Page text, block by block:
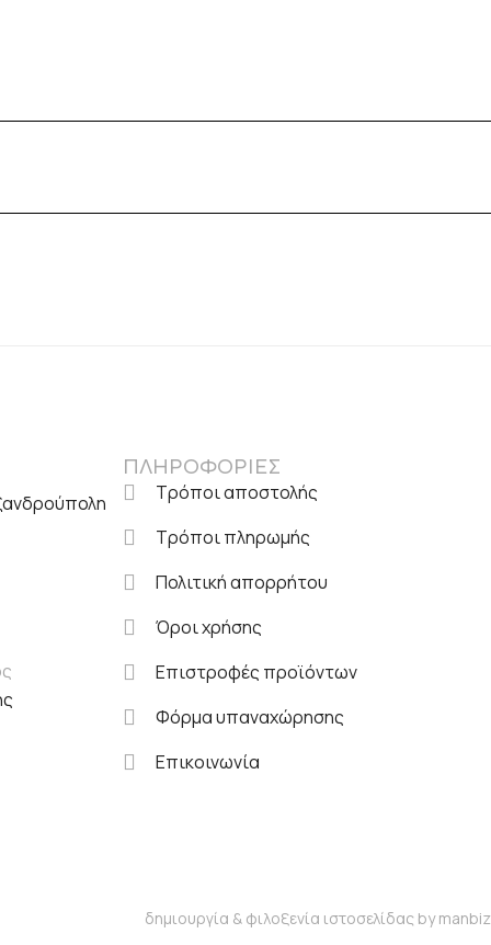
ΠΛΗΡΟΦΟΡΙΕΣ
Τρόποι αποστολής
Τρόποι πληρωμής
Πολιτική απορρήτου
Όροι χρήσης
Επιστροφές προϊόντων
Φόρμα υπαναχώρησης
Επικοινωνία
δημιουργία & φιλοξενία ιστοσελίδας bymanbiz